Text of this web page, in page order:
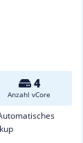
4
Anzahl vCore